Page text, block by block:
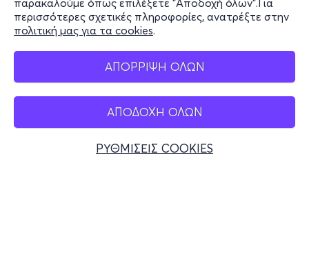
παρακαλούμε όπως επιλέξετε "Αποδοχή όλων".Για
περισσότερες σχετικές πληροφορίες, ανατρέξτε στην
πολιτική μας για τα cookies.
ΑΠΟΡΡΙΨΗ ΟΛΩΝ
ΑΠΟΔΟΧΗ ΟΛΩΝ
ΡΥΘΜΙΣΕΙΣ COOKIES
Mobile app